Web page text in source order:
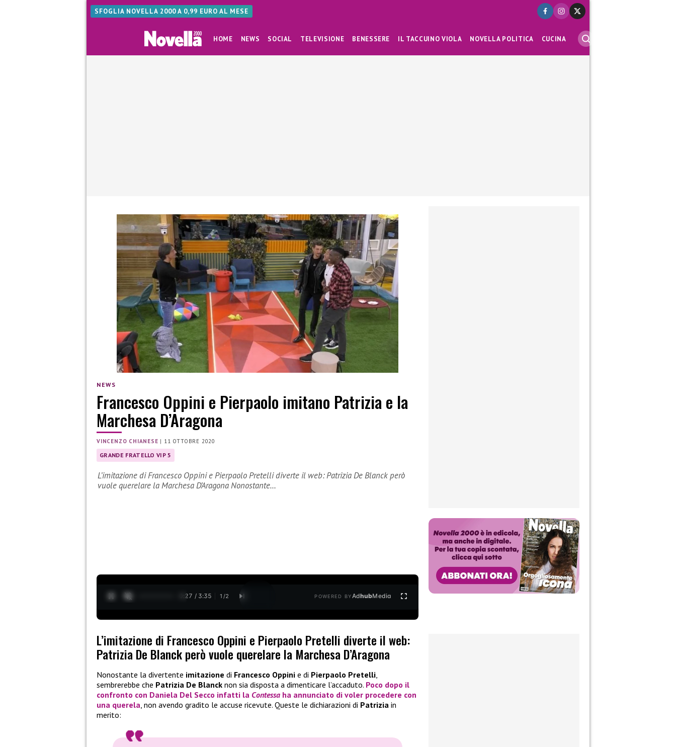
SFOGLIA NOVELLA 2000 A 0,99 EURO AL MESE
HOME NEWS SOCIAL TELEVISIONE BENESSERE IL TACCUINO VIOLA NOVELLA POLITICA CUCINA
NEWS
Francesco Oppini e Pierpaolo imitano Patrizia e la
Marchesa D’Aragona
VINCENZO CHIANESE | 11 OTTOBRE 2020
GRANDE FRATELLO VIP 5
L’imitazione di Francesco Oppini e Pierpaolo Pretelli diverte il web: Patrizia De Blanck però
vuole querelare la Marchesa D’Aragona Nonostante…
0:28 / 3:35 1 /2 POWERED BYAdhubMedia
L’imitazione di Francesco Oppini e Pierpaolo Pretelli diverte il web:
Patrizia De Blanck però vuole querelare la Marchesa D’Aragona
Nonostante la divertente imitazione di Francesco Oppini e di Pierpaolo Pretelli,
sembrerebbe che Patrizia De Blanck non sia disposta a dimenticare l’accaduto. Poco dopo il
confronto con Daniela Del Secco infatti la Contessa ha annunciato di voler procedere con
una querela, non avendo gradito le accuse ricevute. Queste le dichiarazioni di Patrizia in
merito: